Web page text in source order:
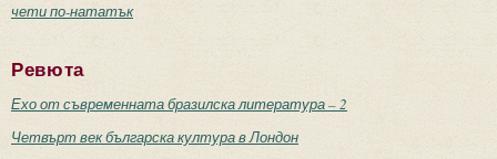
чети по-нататък
Ревюта
Ехо от съвременната бразилска литература – 2
Четвърт век българска култура в Лондон